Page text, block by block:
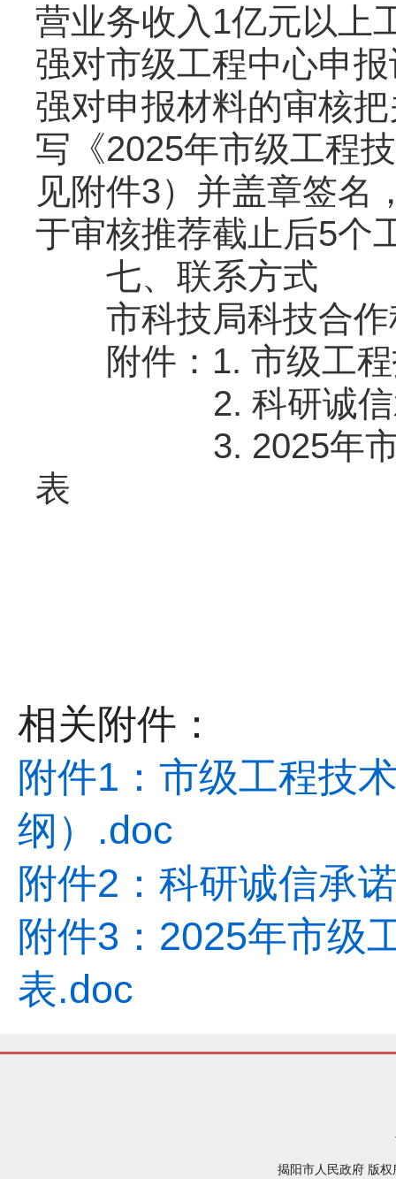
营业务收入1亿元以上
强对市级工程中心申
强对申报材料的审核
写《2025年市级工程
见附件3）并盖章签名
于审核推荐截止后5个
七、联系方式
市科技局科技合作
附件：1. 市级工程
2. 科研诚信
3. 2025年市级工
表
相关附件：
附件1：市级工程技
纲）.doc
附件2：科研诚信承
附件3：2025年市级
表.doc
揭阳市人民政府 版